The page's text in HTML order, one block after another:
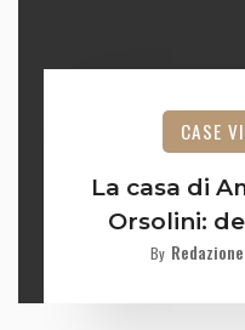
CASE
La casa di
Orsolini:
By Redazione